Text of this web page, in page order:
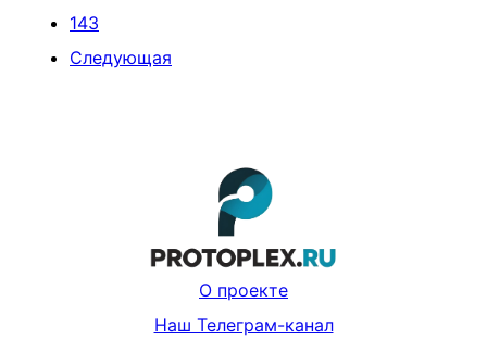
143
Следующая
О проекте
Наш Телеграм-канал